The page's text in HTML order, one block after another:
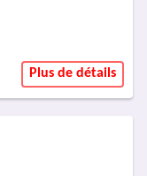
Plus de détails